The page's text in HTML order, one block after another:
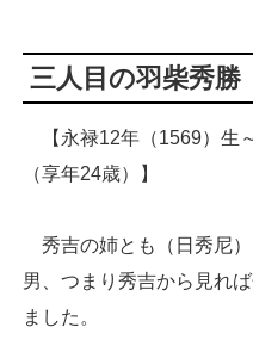
三人目の羽柴秀勝
【永禄12年（1569）生
（享年24歳）】
秀吉の姉とも（日秀尼
男、つまり秀吉から見れ
ました。